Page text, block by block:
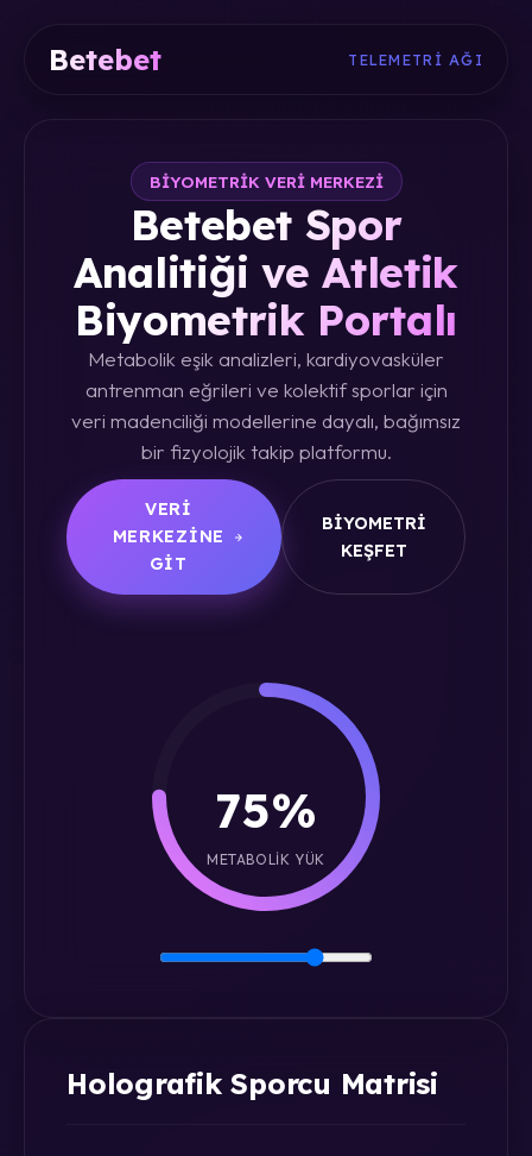
Betebet TELEMETRI AĞI
BIYOMETRIK VERI MERKEZI
Betebet Spor
Analitiği ve Atletik
Biyometrik Portalı
Metabolik eşik analizleri, kardiyovasküler
antrenman eğrileri ve kolektif sporlar için
veri madenciliği modellerine dayalı, bağımsız
bir fizyolojik takip platformu.
VERI
MERKEZINE
GIT
BIYOMETRI
KEŞFET
75%
METABOLIK YÜK
Holografik Sporcu Matrisi